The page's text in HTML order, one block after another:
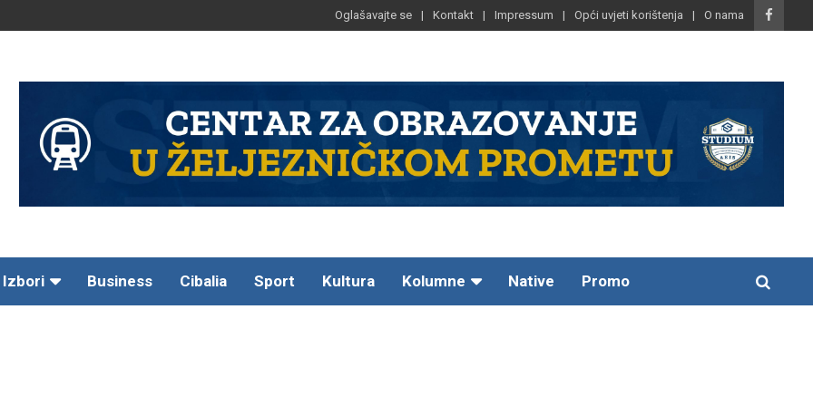
Oglašavajte se Kontakt Impressum Opći uvjeti korištenja O nama
Izbori Business Cibalia Sport Kultura Kolumne Native Promo